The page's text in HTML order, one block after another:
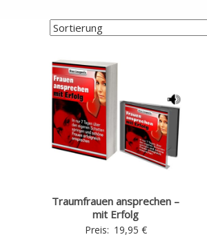
Traumfrauen ansprechen –
mit Erfolg
Preis: 19,95 €